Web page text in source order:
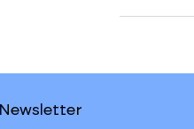
Newsletter